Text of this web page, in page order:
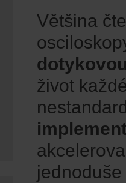
Většina
život